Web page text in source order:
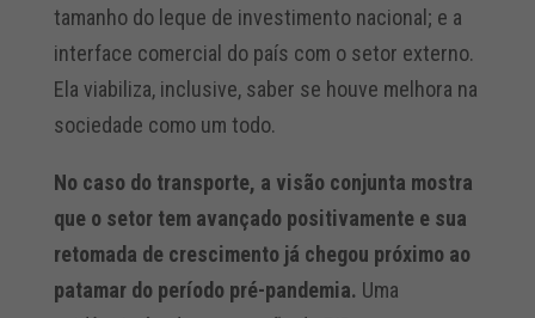
tamanho do leque de investimento nacional; e a
interface comercial do país com o setor externo.
Ela viabiliza, inclusive, saber se houve melhora na
sociedade como um todo.
No caso do transporte, a visão conjunta mostra
que o setor tem avançado positivamente e sua
retomada de crescimento já chegou próximo ao
patamar do período pré-pandemia. Uma